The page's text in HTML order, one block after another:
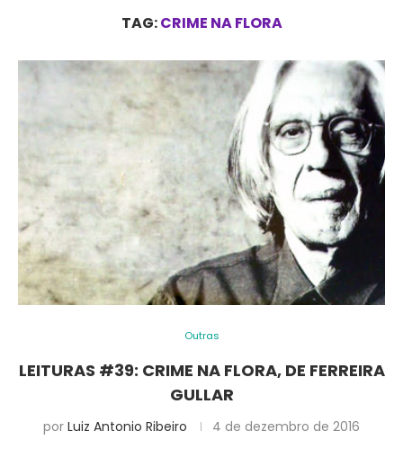
TAG:CRIME NA FLORA
Outras
LEITURAS #39: CRIME NA FLORA, DE FERREIRA
GULLAR
por Luiz Antonio Ribeiro 4 de dezembro de 2016